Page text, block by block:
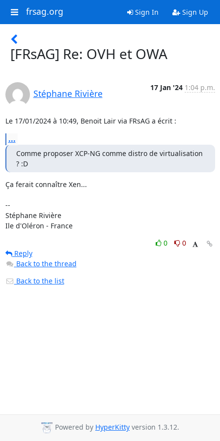
frsag.org Sign In Sign Up
[FRsAG] Re: OVH et OWA
Stéphane Rivière
17 Jan '24 1:04 p.m.
Le 17/01/2024 à 10:49, Benoit Lair via FRsAG a écrit :
...
Comme proposer XCP-NG comme distro de virtualisation
? :D
Ça ferait connaître Xen...
--
Stéphane Rivière
Ile d'Oléron - France
0
0
Reply
Back to the thread
Back to the list
Powered by HyperKitty version 1.3.12.